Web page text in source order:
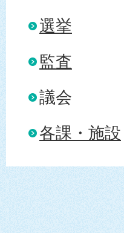
選挙
監査
議会
各課・施設